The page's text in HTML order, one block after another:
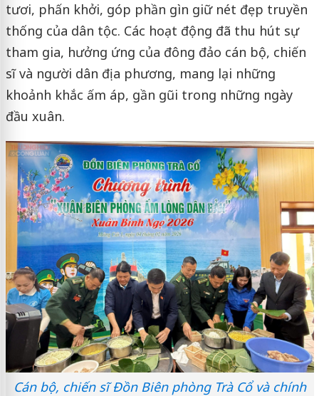
tươi, phấn khởi, góp phần gìn giữ nét đẹp truyền
thống của dân tộc. Các hoạt động đã thu hút sự
tham gia, hưởng ứng của đông đảo cán bộ, chiến
sĩ và người dân địa phương, mang lại những
khoảnh khắc ấm áp, gần gũi trong những ngày
đầu xuân.
Cán bộ, chiến sĩ Đồn Biên phòng Trà Cổ và chính